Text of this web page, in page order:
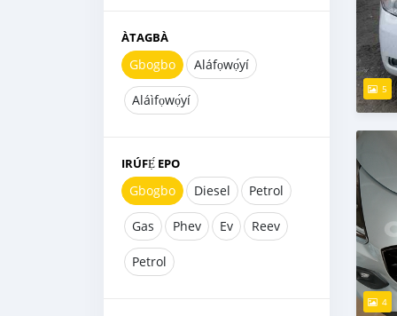
ÀTAGBÀ
Gbogbo Aláfọwọ́yí
Aláìfọwọ́yí
IRÚFẸ́ EPO
Gbogbo Diesel Petrol
Gas Phev Ev Reev
Petrol
5
4